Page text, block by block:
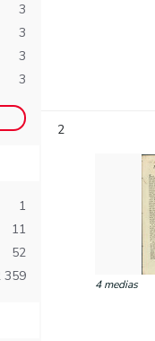
3
3
3
3
1
11
52
359
2
4 medias